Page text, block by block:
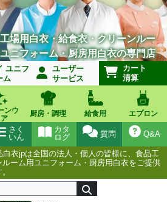
場用白衣・給食衣・クリーンルー
ニフォーム・厨房用白衣の専門店
ユニフ
ム
ユーザー
サービス
カート
清算
ンウ
厨房・調理 給食用 エプロン
Q&A
質問
カタ
ログ
さく
いん
衣jpは全国の法人・個人の皆様に、食品工
ーム用ユニフォーム・厨房用白衣をご提供